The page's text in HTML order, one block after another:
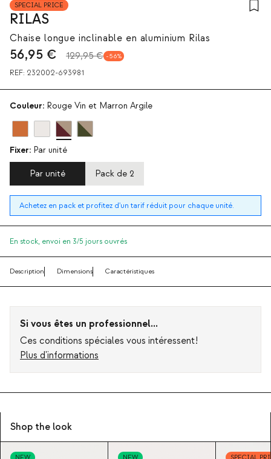
SPECIAL PRICE
RILAS
Chaise longue inclinable en aluminium Rilas
56,95 € 129,95 € 56
REF: 232002-693981
Couleur: Rouge Vin et Marron Argile
Fixer: Par unité
Par unité Pack de 2
Achetez en pack et profitez d'un tarif réduit pour chaque unité.
En stock, envoi en 3/5 jours ouvrés
Description Dimensions Caractéristiques
Si vous êtes un professionnel...
Ces conditions spéciales vous intéressent!
Plus d'informations
Shop the look